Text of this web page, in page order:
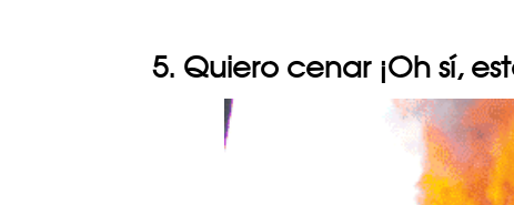
5. Quiero cenar ¡Oh sí,